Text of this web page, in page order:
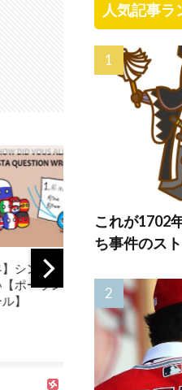
『大谷翔平』効果
でドジャースの昨
年の収益が10億ド
イル
本は
る」
応）
人気記事ラ
これが1702
ち事件のス